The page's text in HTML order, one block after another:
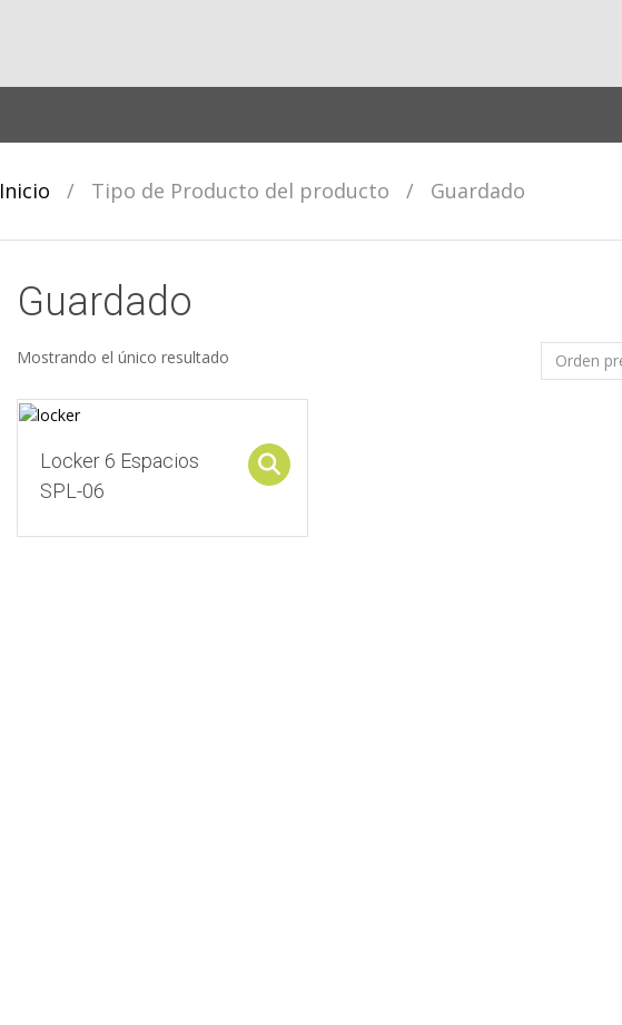
Inicio / Tipo de Producto del producto / Guardado
Guardado
Mostrando el único resultado
Locker 6 Espacios
SPL-06